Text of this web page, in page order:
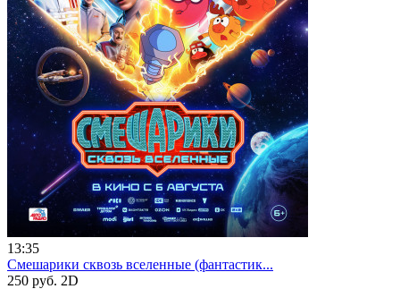
13:35
Смешарики сквозь вселенные (фантастик...
250 руб. 2D